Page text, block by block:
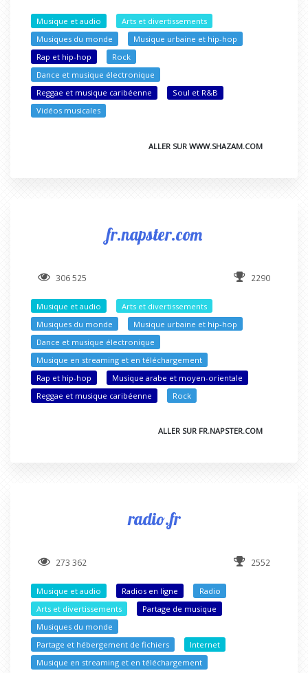
Musique et audio
Arts et divertissements
Musiques du monde
Musique urbaine et hip-hop
Rap et hip-hop
Rock
Dance et musique électronique
Reggae et musique caribéenne
Soul et R&B
Vidéos musicales
ALLER SUR WWW.SHAZAM.COM
fr.napster.com
306 525 2290
Musique et audio
Arts et divertissements
Musiques du monde
Musique urbaine et hip-hop
Dance et musique électronique
Musique en streaming et en téléchargement
Rap et hip-hop
Musique arabe et moyen-orientale
Reggae et musique caribéenne
Rock
ALLER SUR FR.NAPSTER.COM
radio.fr
273 362 2552
Musique et audio Radios en ligne
Radio
Arts et divertissements
Partage de musique
Musiques du monde
Partage et hébergement de fichiers
Internet
Musique en streaming et en téléchargement